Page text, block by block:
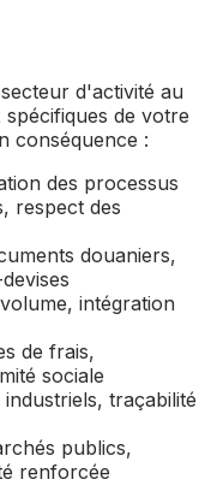
d'activité au
de votre
conséquence :
des processus
respect des
douaniers,
intégration
de frais,
sociale
traçabilité
publics,
renforcée